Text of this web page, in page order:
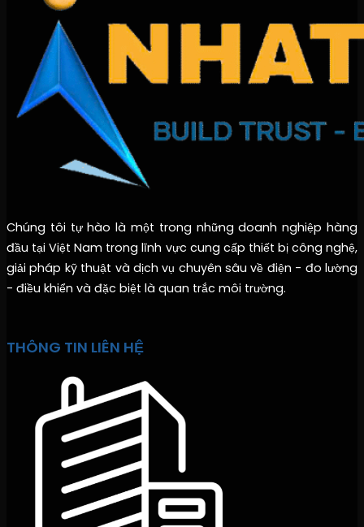
Chúng tôi tự hào là một trong những doanh nghiệp hàng
đầu tại Việt Nam trong lĩnh vực cung cấp thiết bị công nghệ,
giải pháp kỹ thuật và dịch vụ chuyên sâu về điện - đo lường
- điều khiển và đặc biệt là quan trắc môi trường.
THÔNG TIN LIÊN HỆ